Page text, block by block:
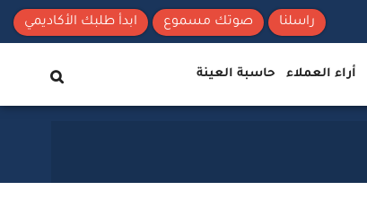
ابدأ طلبك الأكاديمي صوتك مسموع راسلنا
أراء العملاء حاسبة العينة